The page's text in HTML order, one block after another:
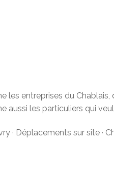
les entreprises du
aussi les particuliers qui
· Déplacements sur site ·